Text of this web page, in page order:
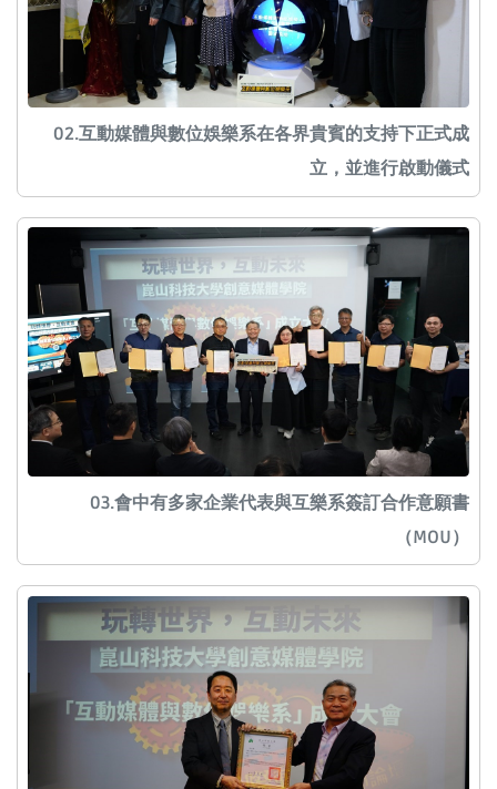
02.互動媒體與數位娛樂系在各界貴賓的支持下正式成
立，並進行啟動儀式
03.會中有多家企業代表與互樂系簽訂合作意願書
（MOU）